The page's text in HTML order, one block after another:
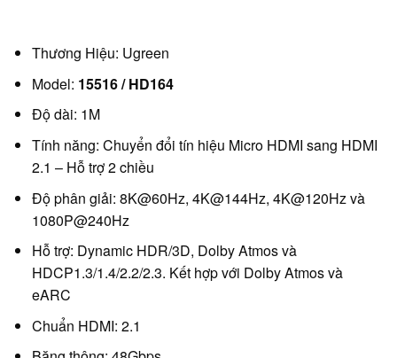
Thương Hiệu: Ugreen
Model: 15516 / HD164
Độ dài: 1M
Tính năng: Chuyển đổi tín hiệu Micro HDMI sang HDMI
2.1 – Hỗ trợ 2 chiều
Độ phân giải: 8K@60Hz, 4K@144Hz, 4K@120Hz và
1080P@240Hz
Hỗ trợ: Dynamic HDR/3D, Dolby Atmos và
HDCP1.3/1.4/2.2/2.3. Kết hợp với Dolby Atmos và
eARC
Chuẩn HDMI: 2.1